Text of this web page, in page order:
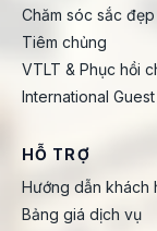
Chăm sóc sắc đẹp
Tiêm chủng
VTLT & Phục hồi
International
HỖ TRỢ
Hướng dẫn khách
Bảng giá dịch vụ